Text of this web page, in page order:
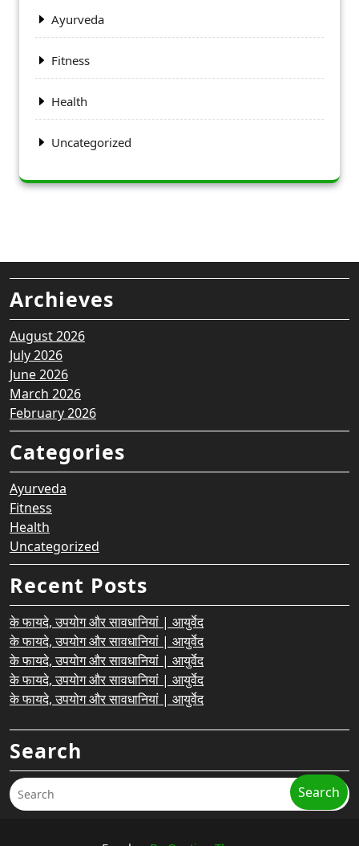
Ayurveda
Fitness
Health
Uncategorized
Archieves
August 2026
July 2026
June 2026
March 2026
February 2026
Categories
Ayurveda
Fitness
Health
Uncategorized
Recent Posts
के फायदे, उपयोग और सावधानियां | आयुर्वेद
के फायदे, उपयोग और सावधानियां | आयुर्वेद
के फायदे, उपयोग और सावधानियां | आयुर्वेद
के फायदे, उपयोग और सावधानियां | आयुर्वेद
के फायदे, उपयोग और सावधानियां | आयुर्वेद
Search
Search